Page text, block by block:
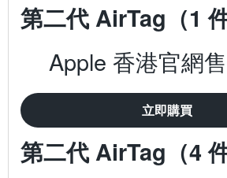
第二代 AirTag（1 件
Apple 香港官網
立即購買
第二代 AirTag（4 件